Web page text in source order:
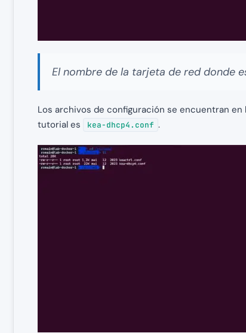
El nombre de la tarjeta de red donde
Los archivos de configuración se encuentran en
tutorial es
kea-dhcp4.conf .